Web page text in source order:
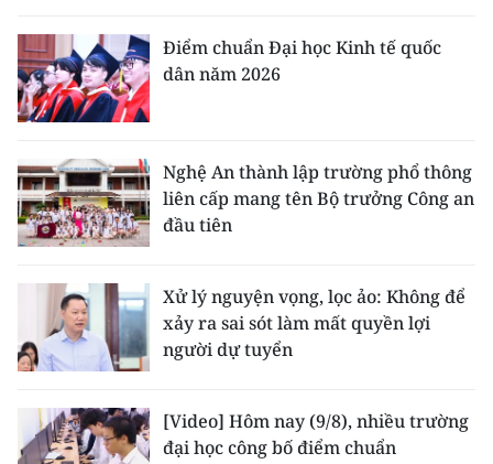
Điểm chuẩn Đại học Kinh tế quốc
dân năm 2026
Nghệ An thành lập trường phổ thông
liên cấp mang tên Bộ trưởng Công an
đầu tiên
Xử lý nguyện vọng, lọc ảo: Không để
xảy ra sai sót làm mất quyền lợi
người dự tuyển
[Video] Hôm nay (9/8), nhiều trường
đại học công bố điểm chuẩn